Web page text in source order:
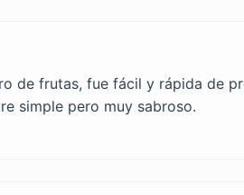
de frutas, fue fácil y rápida de
simple pero muy sabroso.